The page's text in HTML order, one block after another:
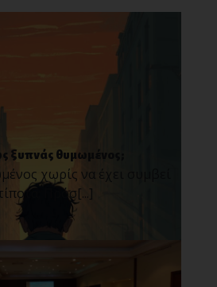
ξυπνάς θυμωμένος;
χωρίς να έχει συμβεί
Πρόσ[...]